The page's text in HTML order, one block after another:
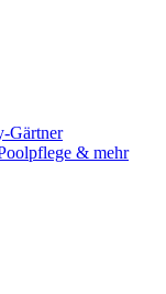
Gärtner
& mehr